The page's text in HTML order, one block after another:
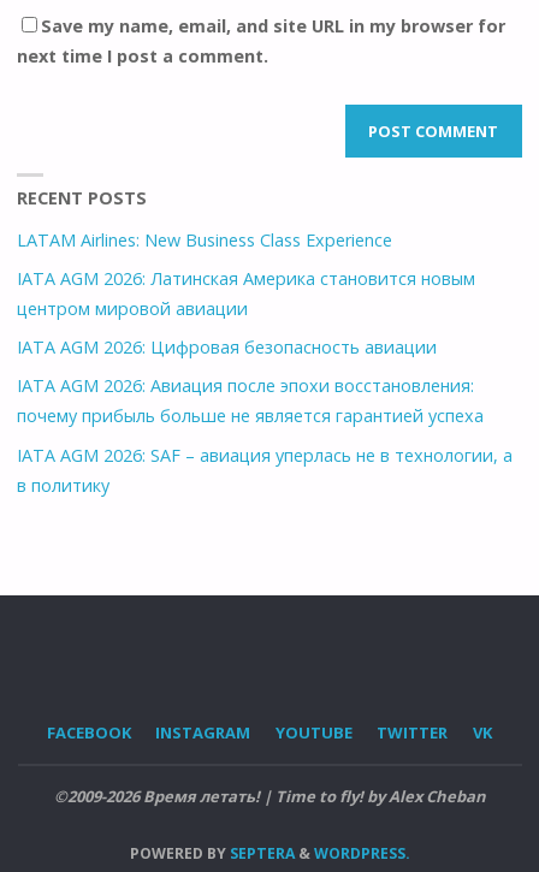
Save my name, email, and site URL in my browser for
next time I post a comment.
RECENT POSTS
LATAM Airlines: New Business Class Experience
IATA AGM 2026: Латинская Америка становится новым
центром мировой авиации
IATA AGM 2026: Цифровая безопасность авиации
IATA AGM 2026: Авиация после эпохи восстановления:
почему прибыль больше не является гарантией успеха
IATA AGM 2026: SAF – авиация уперлась не в технологии, а
в политику
FACEBOOK INSTAGRAM YOUTUBE TWITTER VK
©2009-2026 Время летать! | Time to fly! by Alex Cheban
POWERED BYSEPTERA&WORDPRESS.